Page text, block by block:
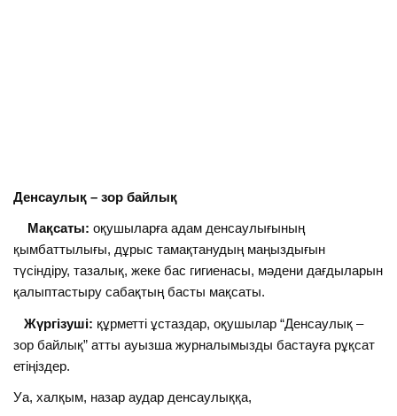
Денсаулық – зор байлық
Мақсаты:оқушыларға адам денсаулығының
қымбаттылығы, дұрыс тамақтанудың маңыздығын
түсіндіру, тазалық, жеке бас гигиенасы, мәдени дағдыларын
қалыптастыру сабақтың басты мақсаты.
Жүргізуші: құрметті ұстаздар, оқушылар “Денсаулық –
зор байлық” атты ауызша журналымызды бастауға рұқсат
етіңіздер.
Уа, халқым, назар аудар денсаулыққа,